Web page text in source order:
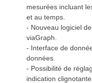
mesurées incluant
et au temps.
- Nouveau logiciel
viaGraph.
- Interface de
données.
- Possibilité de
indication